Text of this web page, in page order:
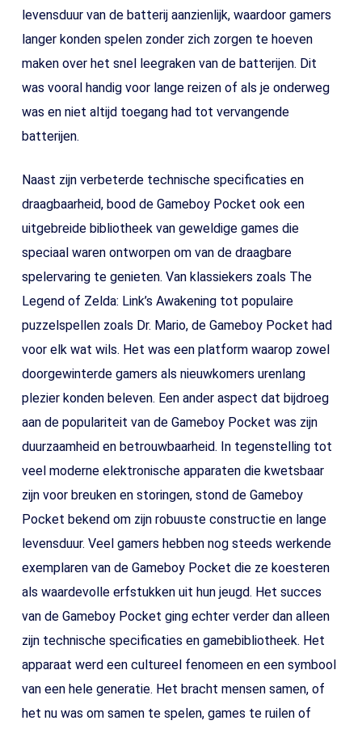
levensduur van de batterij aanzienlijk, waardoor gamers
langer konden spelen zonder zich zorgen te hoeven
maken over het snel leegraken van de batterijen. Dit
was vooral handig voor lange reizen of als je onderweg
was en niet altijd toegang had tot vervangende
batterijen.
Naast zijn verbeterde technische specificaties en
draagbaarheid, bood de Gameboy Pocket ook een
uitgebreide bibliotheek van geweldige games die
speciaal waren ontworpen om van de draagbare
spelervaring te genieten. Van klassiekers zoals The
Legend of Zelda: Link’s Awakening tot populaire
puzzelspellen zoals Dr. Mario, de Gameboy Pocket had
voor elk wat wils. Het was een platform waarop zowel
doorgewinterde gamers als nieuwkomers urenlang
plezier konden beleven. Een ander aspect dat bijdroeg
aan de populariteit van de Gameboy Pocket was zijn
duurzaamheid en betrouwbaarheid. In tegenstelling tot
veel moderne elektronische apparaten die kwetsbaar
zijn voor breuken en storingen, stond de Gameboy
Pocket bekend om zijn robuuste constructie en lange
levensduur. Veel gamers hebben nog steeds werkende
exemplaren van de Gameboy Pocket die ze koesteren
als waardevolle erfstukken uit hun jeugd. Het succes
van de Gameboy Pocket ging echter verder dan alleen
zijn technische specificaties en gamebibliotheek. Het
apparaat werd een cultureel fenomeen en een symbool
van een hele generatie. Het bracht mensen samen, of
het nu was om samen te spelen, games te ruilen of